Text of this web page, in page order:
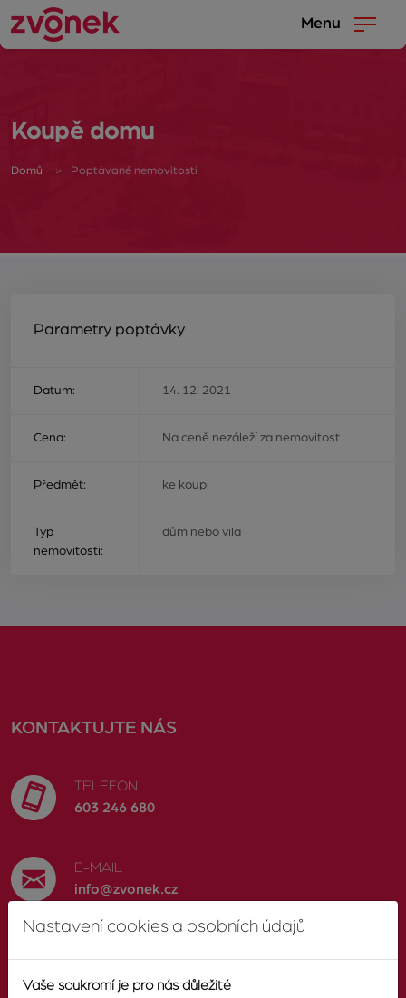
Menu
Koupě domu
Domů Poptávané nemovitosti
Parametry poptávky
Datum: 14. 12. 2021
Cena: Na ceně nezáleží za nemovitost
Předmět: ke koupi
Typ
nemovitosti:
dům nebo vila
KONTAKTUJTE NÁS
TELEFON
603 246 680
E-MAIL
info@zvonek.cz
Nastavení cookies a osobních údajů
Vaše soukromí je pro nás důležité